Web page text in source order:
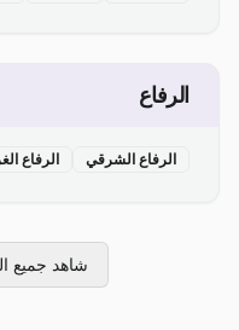
الرفاع
الرفاع الشرقي الرفاع
شاهد جميع